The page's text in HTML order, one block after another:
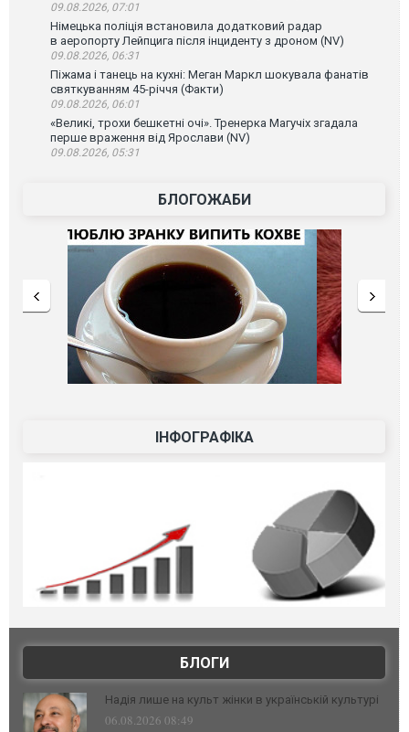
09.08.2026, 07:01
Німецька поліція встановила додатковий радар
в аеропорту Лейпцига після інциденту з дроном (NV)
09.08.2026, 06:31
Піжама і танець на кухні: Меган Маркл шокувала фанатів
святкуванням 45-річчя (Факти)
09.08.2026, 06:01
«Великі, трохи бешкетні очі». Тренерка Магучіх згадала
перше враження від Ярослави (NV)
09.08.2026, 05:31
БЛОГОЖАБИ
ІНФОГРАФІКА
БЛОГИ
Надія лише на культ жінки в українській культурі
06.08.2026 08:49